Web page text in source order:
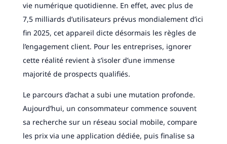
vie numérique quotidienne. En effet, avec plus de
7,5 milliards d’utilisateurs prévus mondialement d’ici
fin 2025, cet appareil dicte désormais les règles de
l’engagement client. Pour les entreprises, ignorer
cette réalité revient à s’isoler d’une immense
majorité de prospects qualifiés.
Le parcours d’achat a subi une mutation profonde.
Aujourd’hui, un consommateur commence souvent
sa recherche sur un réseau social mobile, compare
les prix via une application dédiée, puis finalise sa